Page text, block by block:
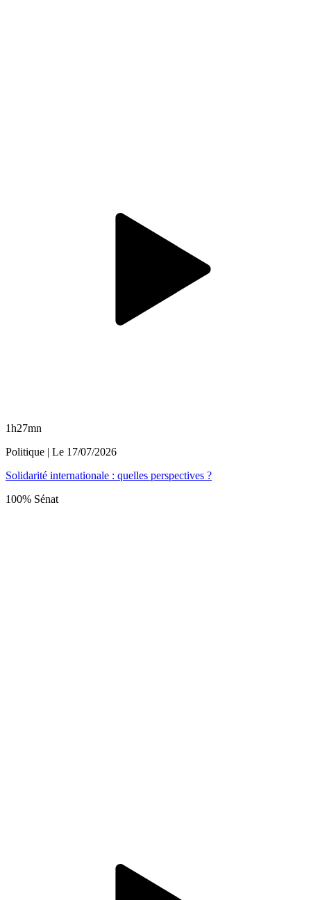
1h27mn
Politique | Le 17/07/2026
Solidarité internationale : quelles perspectives ?
100% Sénat